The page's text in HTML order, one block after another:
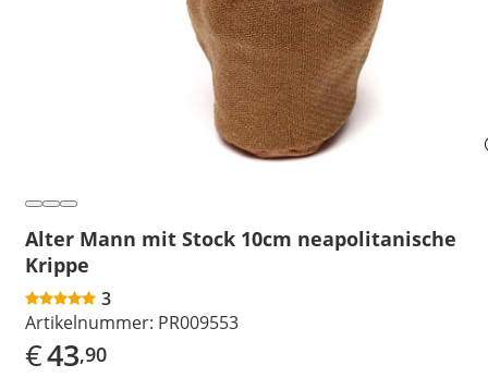
Alter Mann mit Stock 10cm neapolitanische
Krippe
3
Artikelnummer: PR009553
€43,90